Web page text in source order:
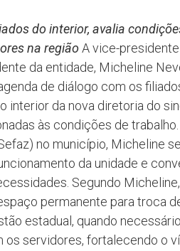
do interior, avalia
na regiãoA vice-
da entidade, Micheline
de diálogo com os
interior da nova diretoria do
às condições de
no município, Micheline
da unidade e
Segundo
permanente para troca
estadual, quando
servidores, fortalecendo o